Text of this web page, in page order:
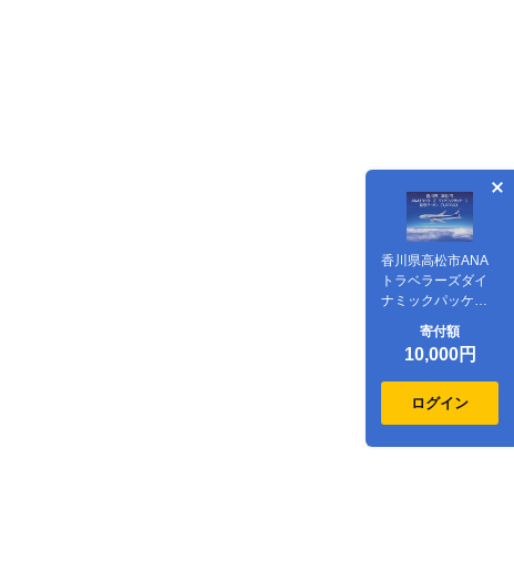
香川県高松市ANA
トラベラーズダイ
ナミックパッケー
ジクーポン3,000点
寄付額
10,000円
ログイン